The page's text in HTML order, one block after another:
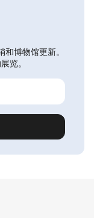
博物馆更新。
览。